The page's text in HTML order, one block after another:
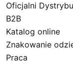
Oficjalni
B2B
Katalog online
Znakowanie
Praca